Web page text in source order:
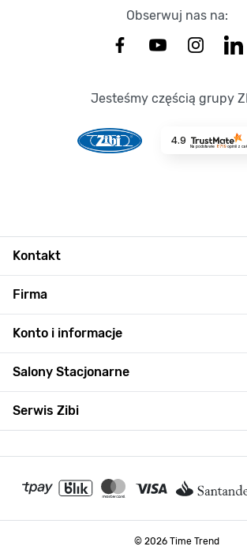
Obserwuj nas na:
Jesteśmy częścią grupy
4.9
Na podstawie 8719opinii z
Kontakt
Firma
Konto i informacje
Salony Stacjonarne
Serwis Zibi
© 2026 Time Trend